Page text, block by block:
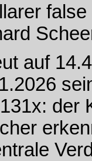
auf 14.4
der